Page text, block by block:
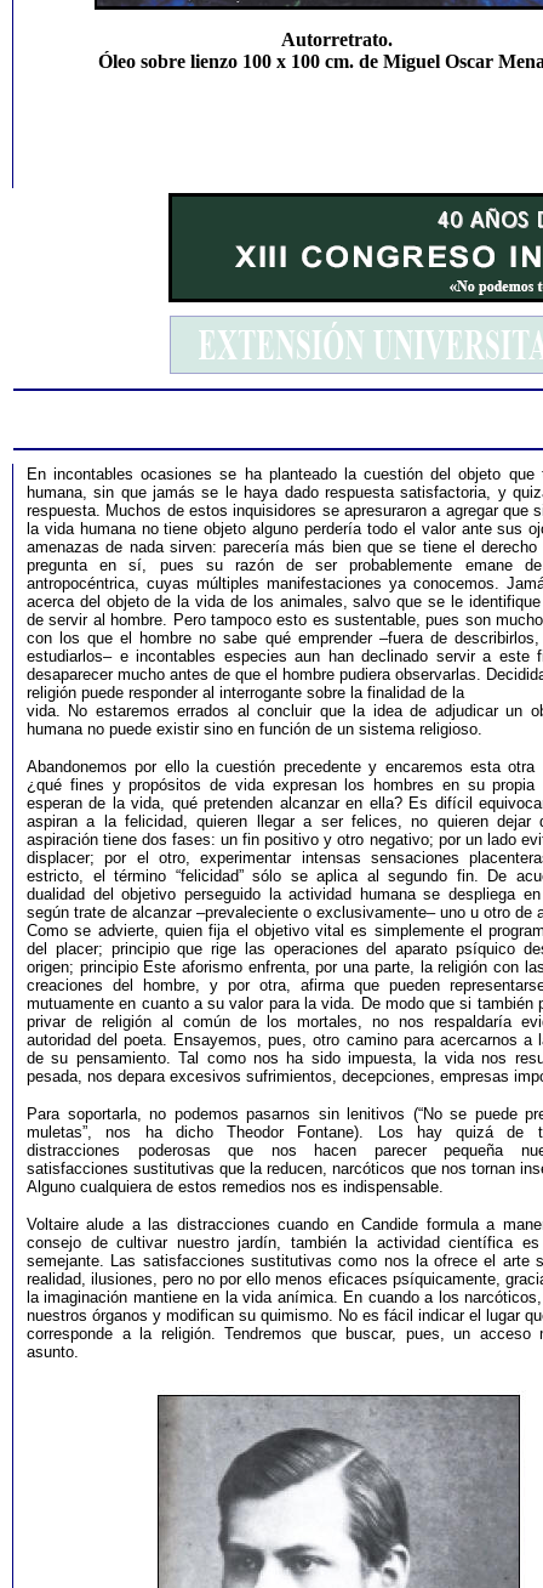
Autorretrato.
Óleo sobre lienzo 100 x 100 cm. de Miguel Oscar
En incontables ocasiones se ha planteado la cuestión del objeto que
humana, sin que jamás se le haya dado respuesta satisfactoria, y
respuesta. Muchos de estos inquisidores se apresuraron a agregar que
la vida humana no tiene objeto alguno perdería todo el valor ante sus
amenazas de nada sirven: parecería más bien que se tiene el derecho
pregunta en sí, pues su razón de ser probablemente emane
antropocéntrica, cuyas múltiples manifestaciones ya conocemos.
acerca del objeto de la vida de los animales, salvo que se le
de servir al hombre. Pero tampoco esto es sustentable, pues son
con los que el hombre no sabe qué emprender –fuera de
estudiarlos– e incontables especies aun han declinado servir a
desaparecer mucho antes de que el hombre pudiera observarlas.
religión puede responder al interrogante sobre la finalidad de la
vida. No estaremos errados al concluir que la idea de adjudicar un
humana no puede existir sino en función de un sistema religioso.
Abandonemos por ello la cuestión precedente y encaremos esta otra
¿qué fines y propósitos de vida expresan los hombres en su propia
esperan de la vida, qué pretenden alcanzar en ella? Es difícil
aspiran a la felicidad, quieren llegar a ser felices, no quieren dejar
aspiración tiene dos fases: un fin positivo y otro negativo; por un lado
displacer; por el otro, experimentar intensas sensaciones
estricto, el término “felicidad” sólo se aplica al segundo fin. De
dualidad del objetivo perseguido la actividad humana se despliega
según trate de alcanzar –prevaleciente o exclusivamente– uno u otro de
Como se advierte, quien fija el objetivo vital es simplemente el
del placer; principio que rige las operaciones del aparato psíquico
origen; principio Este aforismo enfrenta, por una parte, la religión con
creaciones del hombre, y por otra, afirma que pueden
mutuamente en cuanto a su valor para la vida. De modo que si también
privar de religión al común de los mortales, no nos respaldaría
autoridad del poeta. Ensayemos, pues, otro camino para acercarnos a
de su pensamiento. Tal como nos ha sido impuesta, la vida nos
pesada, nos depara excesivos sufrimientos, decepciones, empresas
Para soportarla, no podemos pasarnos sin lenitivos (“No se puede
muletas”, nos ha dicho Theodor Fontane). Los hay quizá de
distracciones poderosas que nos hacen parecer pequeña
satisfacciones sustitutivas que la reducen, narcóticos que nos tornan
Alguno cualquiera de estos remedios nos es indispensable.
Voltaire alude a las distracciones cuando en Candide formula a
consejo de cultivar nuestro jardín, también la actividad científica
semejante. Las satisfacciones sustitutivas como nos la ofrece el arte
realidad, ilusiones, pero no por ello menos eficaces psíquicamente,
la imaginación mantiene en la vida anímica. En cuando a los
nuestros órganos y modifican su quimismo. No es fácil indicar el lugar
corresponde a la religión. Tendremos que buscar, pues, un acceso
asunto.